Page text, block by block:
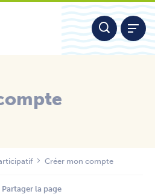
Créer mon compte
Partager la page